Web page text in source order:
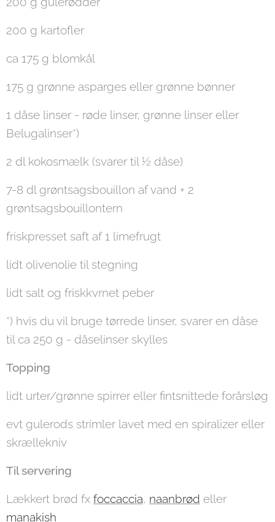
200 g kartofler
ca 175 g blomkål
175 g grønne asparges eller grønne bønner
1 dåse linser - røde linser, grønne linser eller
Belugalinser*)
2 dl kokosmælk (svarer til ½ dåse)
7-8 dl grøntsagsbouillon af vand + 2
grøntsagsbouillontern
friskpresset saft af 1 limefrugt
lidt olivenolie til stegning
lidt salt og friskkvrnet peber
*) hvis du vil bruge tørrede linser, svarer en dåse
til ca 250 g - dåselinser skylles
Topping
lidt urter/grønne spirrer eller fintsnittede forårsløg
evt gulerods strimler lavet med en spiralizer eller
skrællekniv
Til servering
Lækkert brød fx foccaccia, naanbrød eller
manakish